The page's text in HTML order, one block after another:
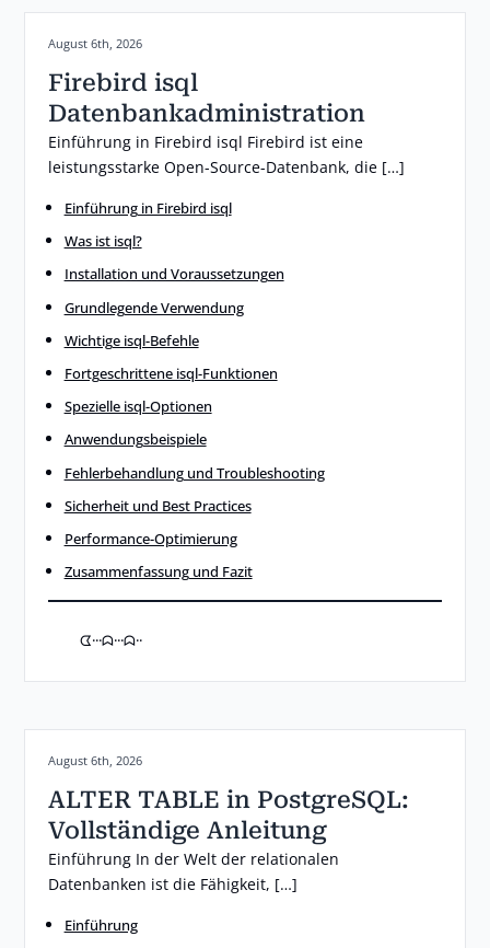
Posted on:
August 6th, 2026
Firebird isql
Datenbankadministration
Einführung in Firebird isql Firebird ist eine
leistungsstarke Open-Source-Datenbank, die […]
Einführung in Firebird isql
Was ist isql?
Installation und Voraussetzungen
Grundlegende Verwendung
Wichtige isql-Befehle
Fortgeschrittene isql-Funktionen
Spezielle isql-Optionen
Anwendungsbeispiele
Fehlerbehandlung und Troubleshooting
Sicherheit und Best Practices
Performance-Optimierung
Zusammenfassung und Fazit
ᗧ···ᗣ···ᗣ··
Posted on:
August 6th, 2026
ALTER TABLE in PostgreSQL:
Vollständige Anleitung
Einführung In der Welt der relationalen
Datenbanken ist die Fähigkeit, […]
Einführung